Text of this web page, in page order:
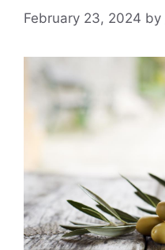
February 23, 2024 by